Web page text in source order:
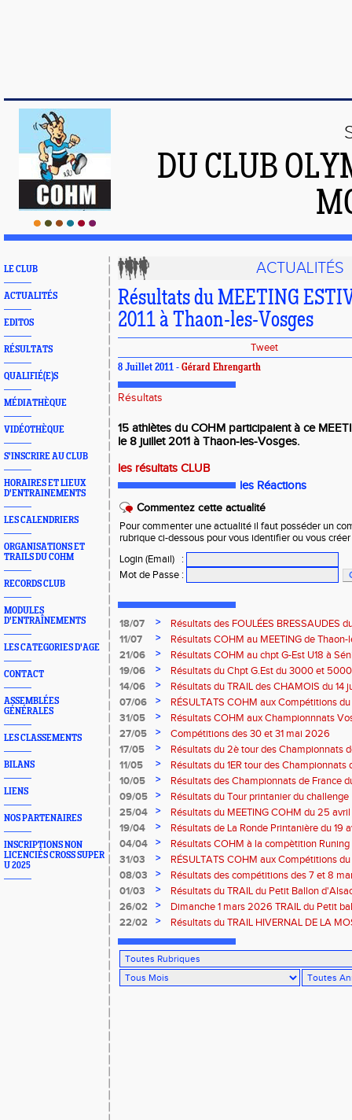
DU CLUB
LE CLUB
ACTUALITÉS
EDITOS
RÉSULTATS
QUALIFIÉ(E)S
MÉDIATHÈQUE
VIDÉOTHÈQUE
S'INSCRIRE AU CLUB
HORAIRES ET LIEUX
D'ENTRAINEMENTS
LES CALENDRIERS
ORGANISATIONS ET
TRAILS DU COHM
RECORDS CLUB
MODULES
D'ENTRAÎNEMENTS
LES CATEGORIES D'AGE
CONTACT
ASSEMBLÉES
GÉNÉRALES
LES CLASSEMENTS
BILANS
LIENS
NOS PARTENAIRES
INSCRIPTIONS NON
LICENCIÉS CROSS SUPER
U 2025
ACTUALITÉS
Résultats du MEETING
2011 à Thaon-les-Vosges
Tweet
8 Juillet 2011 - Gérard Ehrengarth
Résultats
15 athlètes du COHM participaient à ce
le 8 juillet 2011 à Thaon-les-Vosges.
les résultats CLUB
les Réactions
Commentez cette actualité
Pour commenter une actualité il faut posséder un
rubrique ci-dessous pour vous identifier ou vous
Login (Email)
:
Mot de Passe :
18/07 >
Résultats des FOULÉES BRESSAUDES
Bresse
11/07 >
Résultats COHM au MEETING de Thaon-
2026
21/06 >
Résultats COHM au chpt G-Est U18 à
2026
19/06 >
Résultats du Chpt G.Est du 3000 et
Amneville
14/06 >
Résultats du TRAIL des CHAMOIS du 14
Moselotte
07/06 >
RÉSULTATS COHM aux Compétitions
31/05
>
Résultats COHM aux Championnnats
Masters du 31 mai 2026 à Remiremont
27/05 >
Compétitions des 30 et 31 mai 2026
17/05
>
Résultats du 2è tour des Championnats
région G-Est du 17 mai 2025 à
11/05 >
Résultats du 1ER tour des Championnats
Thaon-les Vosges
10/05 >
Résultats des Championnats de France
Marathon du 10 mai à Troyes
09/05 >
Résultats du Tour printanier du
25/04
>
Résultats du MEETING COHM du 25
19/04
>
Résultats de La Ronde Printanière du 19
route de Belfort
04/04 >
Résultats COHM à la compètition
court" des 4 et 5 avril à Toul
31/03 >
RÉSULTATS COHM aux Compétitions
08/03
>
Résultats des compétitions des 7 et 8
01/03
>
Résultats du TRAIL du Petit Ballon
Rouffach-68
26/02 >
Dimanche 1 mars 2026 TRAIL du Petit
ROUFFACH 68
22/02 >
Résultats du TRAIL HIVERNAL DE LA